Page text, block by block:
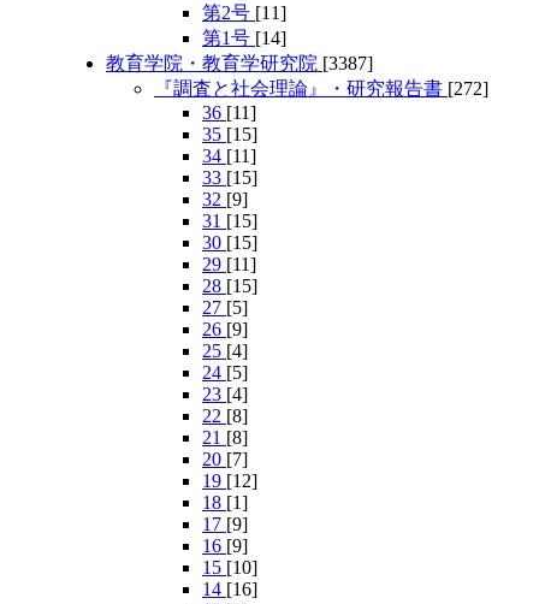
第2号 [11]
第1号 [14]
教育学院・教育学研究院 [3387]
『調査と社会理論』・研究報告書 [272]
36 [11]
35 [15]
34 [11]
33 [15]
32 [9]
31 [15]
30 [15]
29 [11]
28 [15]
27 [5]
26 [9]
25 [4]
24 [5]
23 [4]
22 [8]
21 [8]
20 [7]
19 [12]
18 [1]
17 [9]
16 [9]
15 [10]
14 [16]